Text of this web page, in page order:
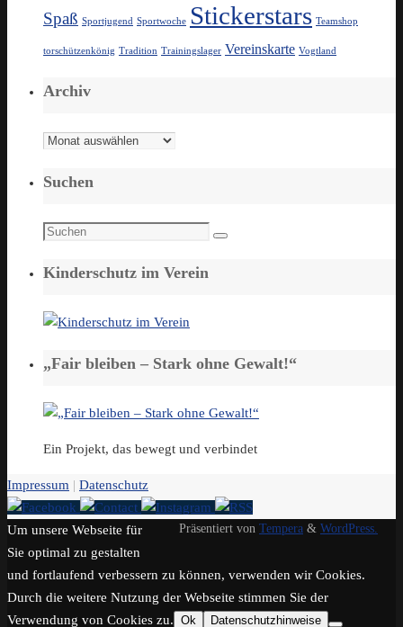
Spaß Sportjugend Sportwoche Stickerstars Teamshop
torschützenkönig Tradition Trainingslager Vereinskarte Vogtland
Archiv
Archiv
Suchen
Suchen
Suchen
Kinderschutz im Verein
„Fair bleiben – Stark ohne Gewalt!“
Ein Projekt, das bewegt und verbindet
Impressum | Datenschutz
Präsentiert von Tempera & WordPress.
Um unsere Webseite für
Sie optimal zu gestalten
und fortlaufend verbessern zu können, verwenden wir Cookies.
Durch die weitere Nutzung der Webseite stimmen Sie der
Verwendung von Cookies zu. Ok Datenschutzhinweise